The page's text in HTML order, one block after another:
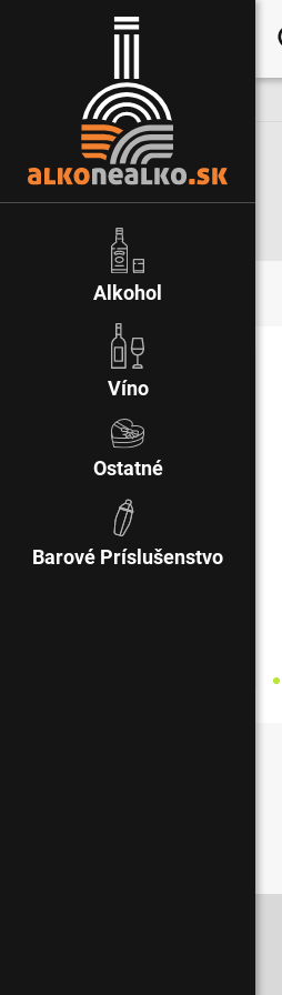
Alkohol
Víno
Ostatné
Barové Príslušenstvo